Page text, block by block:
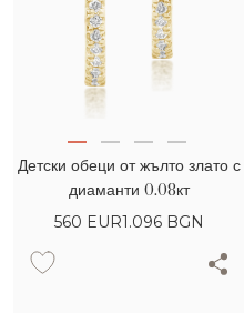
Детски обеци от жълто злато с
диаманти 0.08кт
560 EUR1.096 BGN